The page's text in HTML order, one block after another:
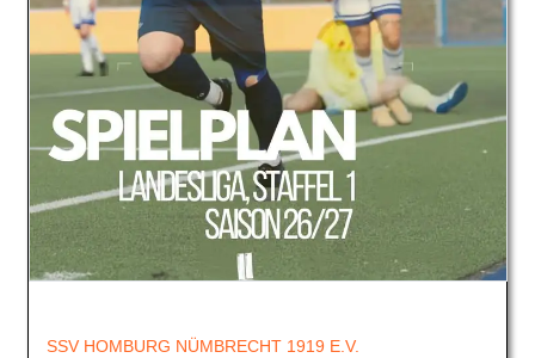
SSV HOMBURG NÜMBRECHT 1919 E.V.